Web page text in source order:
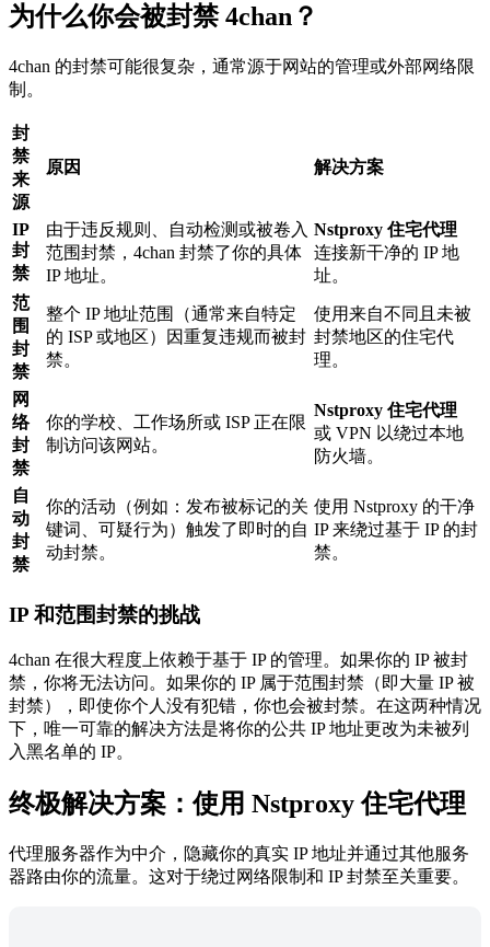
为什么你会被封禁 4chan？
4chan 的封禁可能很复杂，通常源于网站的管理或外部网络限
制。
封
禁
来
源
原因 解决方案
IP
封
禁
由于违反规则、自动检测或被卷入
范围封禁，4chan 封禁了你的具体
IP 地址。
Nstproxy 住宅代理
连接新干净的 IP 地
址。
范
围
封
禁
整个 IP 地址范围（通常来自特定
的 ISP 或地区）因重复违规而被封
禁。
使用来自不同且未被
封禁地区的住宅代
理。
网
络
封
禁
你的学校、工作场所或 ISP 正在限
制访问该网站。
Nstproxy 住宅代理
或 VPN 以绕过本地
防火墙。
自
动
封
禁
你的活动（例如：发布被标记的关
键词、可疑行为）触发了即时的自
动封禁。
使用 Nstproxy 的干净
IP 来绕过基于 IP 的封
禁。
IP 和范围封禁的挑战
4chan 在很大程度上依赖于基于 IP 的管理。如果你的 IP 被封
禁，你将无法访问。如果你的 IP 属于范围封禁（即大量 IP 被
封禁），即使你个人没有犯错，你也会被封禁。在这两种情况
下，唯一可靠的解决方法是将你的公共 IP 地址更改为未被列
入黑名单的 IP。
终极解决方案：使用 Nstproxy 住宅代理
代理服务器作为中介，隐藏你的真实 IP 地址并通过其他服务
器路由你的流量。这对于绕过网络限制和 IP 封禁至关重要。